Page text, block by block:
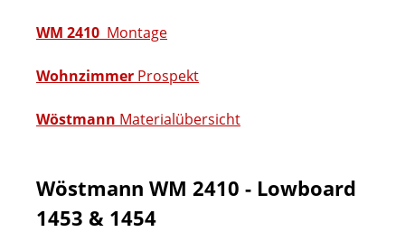
WM 2410 Montage
Wohnzimmer Prospekt
Wöstmann Materialübersicht
Wöstmann WM 2410 - Lowboard
1453 & 1454